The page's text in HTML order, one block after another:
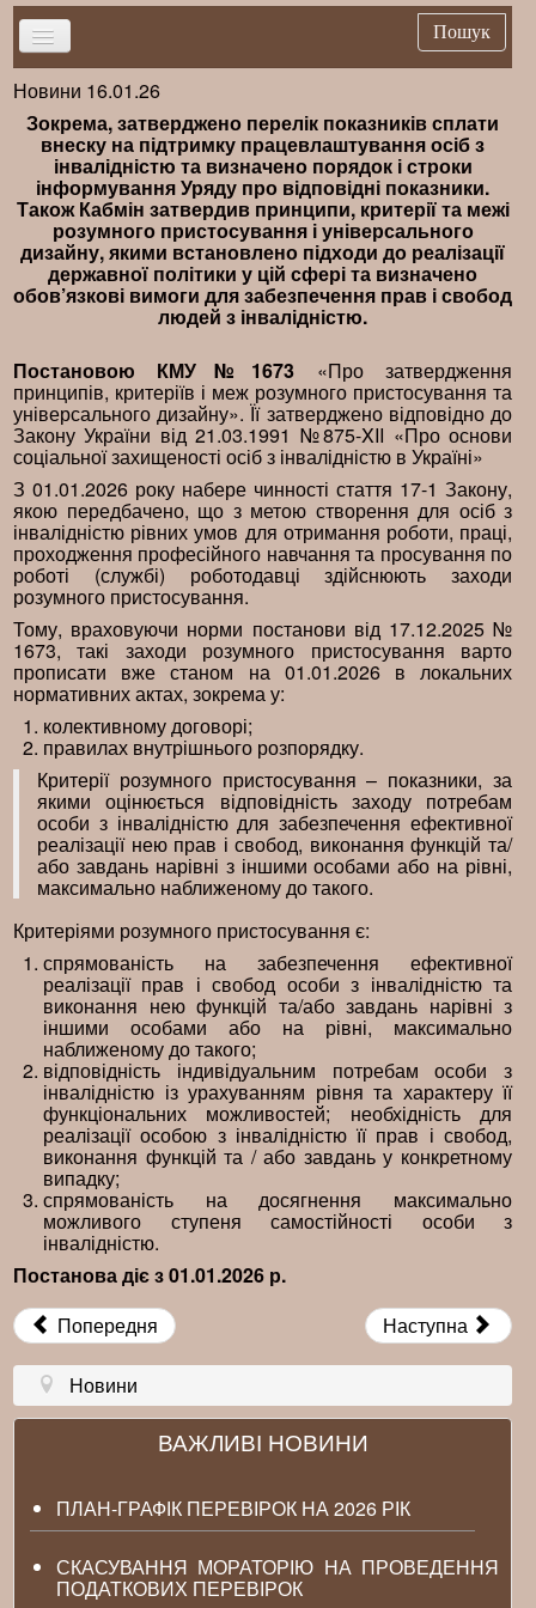
Головна
Новини
Важливе
Брифінг
Публікації
Нормативна база
Контакти
Пошук
Новини 16.01.26
Зокрема, затверджено перелік показників сплати
внеску на підтримку працевлаштування осіб з
інвалідністю та визначено порядок і строки
інформування Уряду про відповідні показники.
Також Кабмін затвердив принципи, критерії та межі
розумного пристосування і універсального
дизайну, якими встановлено підходи до реалізації
державної політики у цій сфері та визначено
обов’язкові вимоги для забезпечення прав і свобод
людей з інвалідністю.
Постановою КМУ №1673 «Про затвердження
принципів, критеріїв і меж розумного пристосування та
універсального дизайну». Її затверджено відповідно до
Закону України від 21.03.1991 №875-XII «Про основи
соціальної захищеності осіб з інвалідністю в Україні»
З 01.01.2026 року набере чинності стаття 17-1 Закону,
якою передбачено, що з метою створення для осіб з
інвалідністю рівних умов для отримання роботи, праці,
проходження професійного навчання та просування по
роботі (службі) роботодавці здійснюють заходи
розумного пристосування.
Тому, враховуючи норми постанови від 17.12.2025 №
1673, такі заходи розумного пристосування варто
прописати вже станом на 01.01.2026 в локальних
нормативних актах, зокрема у:
колективному договорі;
правилах внутрішнього розпорядку.
Критерії розумного пристосування – показники, за
якими оцінюється відповідність заходу потребам
особи з інвалідністю для забезпечення ефективної
реалізації нею прав і свобод, виконання функцій та/
або завдань нарівні з іншими особами або на рівні,
максимально наближеному до такого.
Критеріями розумного пристосування є:
спрямованість на забезпечення ефективної
реалізації прав і свобод особи з інвалідністю та
виконання нею функцій та/або завдань нарівні з
іншими особами або на рівні, максимально
наближеному до такого;
відповідність індивідуальним потребам особи з
інвалідністю із урахуванням рівня та характеру її
функціональних можливостей; необхідність для
реалізації особою з інвалідністю її прав і свобод,
виконання функцій та / або завдань у конкретному
випадку;
спрямованість на досягнення максимально
можливого ступеня самостійності особи з
інвалідністю.
Постанова діє з 01.01.2026 р.
Попередня
Наступна
Новини
ВАЖЛИВІ НОВИНИ
ПЛАН-ГРАФІК ПЕРЕВІРОК НА 2026 РІК
СКАСУВАННЯ МОРАТОРІЮ НА ПРОВЕДЕННЯ
ПОДАТКОВИХ ПЕРЕВІРОК